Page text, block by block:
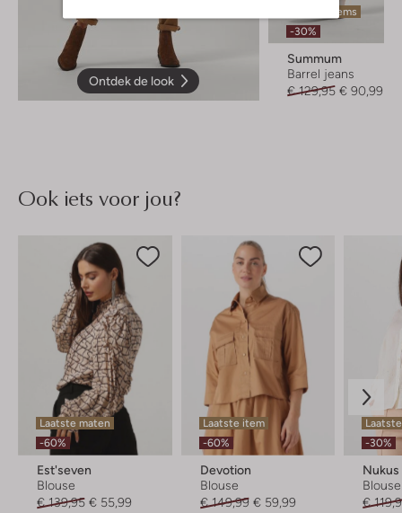
Ontdek de look
Laatste items
-30%
Summum
Barrel jeans
€ 129,95 € 90,99
Ook iets voor jou?
Laatste maten
-60%
Est'seven
Blouse
€ 139,95 € 55,99
Laatste item
-60%
Devotion
Blouse
€ 149,99 € 59,99
-30%
Nukus
Blouse
€